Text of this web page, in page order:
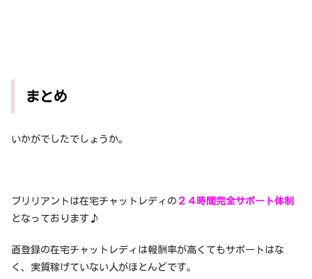
まとめ
いかがでしたでしょうか。
ブリリアントは在宅チャットレディの ２４時間完全サポート体制
となっております♪
直登録の在宅チャットレディは報酬率が高くてもサポートはな
く、実質稼げていない人がほとんどです。